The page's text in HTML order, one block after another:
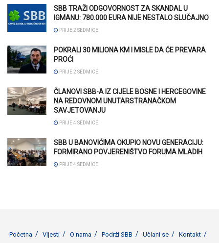
SBB TRAŽI ODGOVORNOST ZA SKANDAL U
IGMANU: 780.000 EURA NIJE NESTALO SLUČAJNO
PRIJE 2 SEDMICE
POKRALI 30 MILIONA KM I MISLE DA ĆE PREVARA
PROĆI
PRIJE 2 SEDMICE
ČLANOVI SBB-A IZ CIJELE BOSNE I HERCEGOVINE
NA REDOVNOM UNUTARSTRANAČKOM
SAVJETOVANJU
PRIJE 4 SEDMICE
SBB U BANOVIĆIMA OKUPIO NOVU GENERACIJU:
FORMIRANO POVJERENIŠTVO FORUMA MLADIH
PRIJE 4 SEDMICE
Početna Vijesti O nama Podrži SBB Učlani se
Kontakt